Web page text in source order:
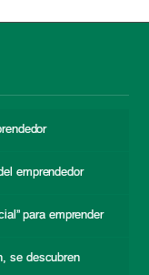
emprendedor
para emprender
se descubren